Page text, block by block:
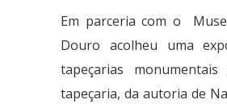
Em parceria com o
Douro acolheu uma
tapeçarias
tapeçaria, da autoria de